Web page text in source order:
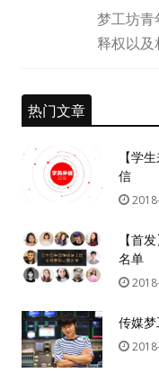
用户名或Email
记住我的登录
梦工坊青
释权以及
热门文章
【学
信
【首
名单
传媒